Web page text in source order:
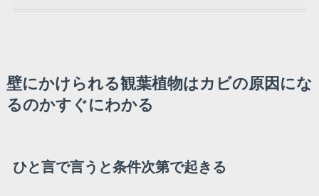
壁にかけられる観葉植物はカビの原因にな
るのかすぐにわかる
ひと言で言うと条件次第で起きる